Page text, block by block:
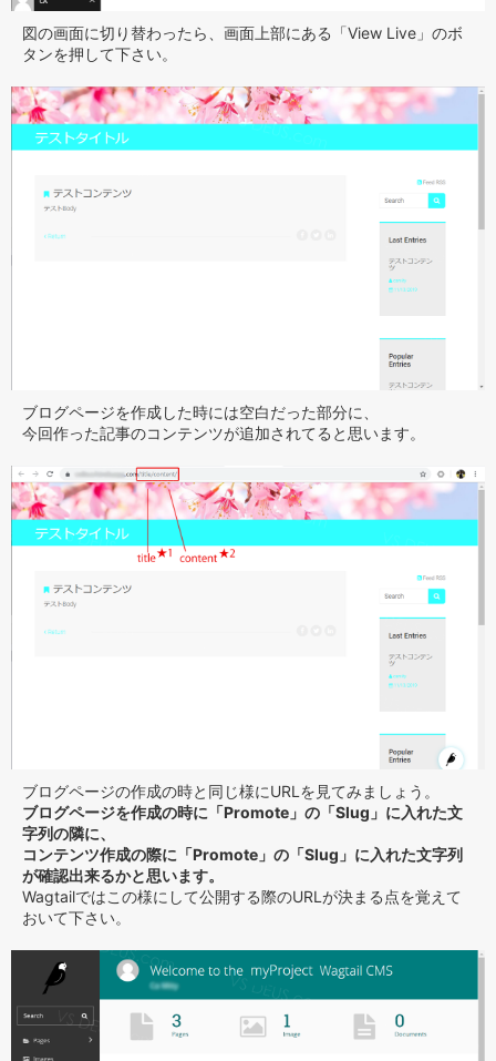
図の画面に切り替わったら、画面上部にある「View Live」のボ
タンを押して下さい。
ブログページを作成した時には空白だった部分に、
今回作った記事のコンテンツが追加されてると思います。
ブログページの作成の時と同じ様にURLを見てみましょう。
ブログページを作成の時に「Promote」の「Slug」に入れた文
字列の隣に、
コンテンツ作成の際に「Promote」の「Slug」に入れた文字列
が確認出来るかと思います。
Wagtailではこの様にして公開する際のURLが決まる点を覚えて
おいて下さい。